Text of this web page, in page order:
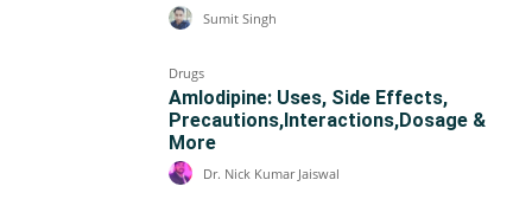
Sumit Singh
Drugs
Amlodipine: Uses, Side Effects,
Precautions,Interactions,Dosage &
More
Dr. Nick Kumar Jaiswal